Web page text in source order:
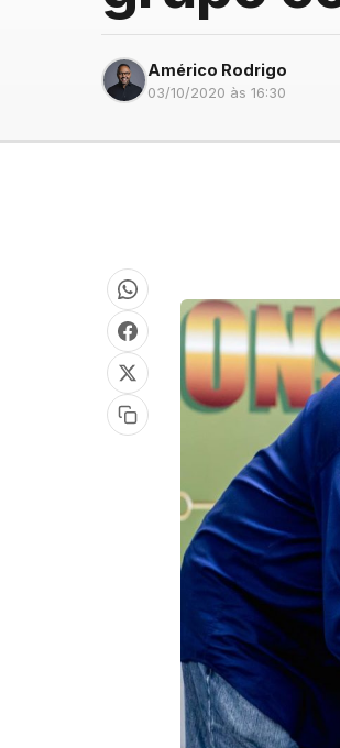
Américo Rodrigo
03/10/2020 às 16:30